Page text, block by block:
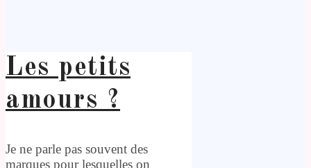
Les petits
amours ?
Je ne parle pas souvent des
marques pour lesquelles on